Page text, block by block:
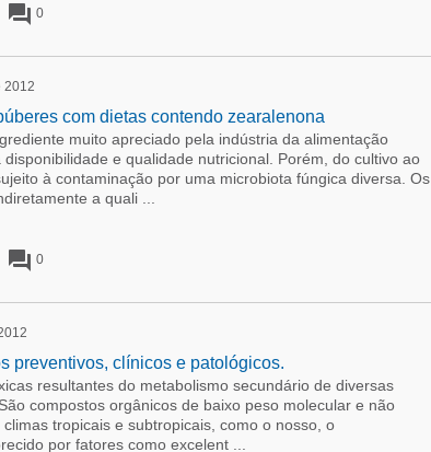
forum 0
2012
com dietas contendo zearalenona
muito apreciado pela indústria da alimentação
e qualidade nutricional. Porém, do cultivo ao
à contaminação por uma microbiota fúngica diversa. Os
a quali ...
forum 0
preventivos, clínicos e patológicos.
resultantes do metabolismo secundário de diversas
compostos orgânicos de baixo peso molecular e não
tropicais e subtropicais, como o nosso, o
por fatores como excelent ...